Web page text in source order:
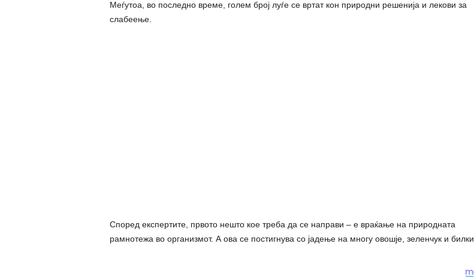
Меѓутоа, во последно време, голем број луѓе се вртат кон природни решенија и лекови за
слабеење.
Според експертите, првото нешто кое треба да се направи – е враќање на природната
рамнотежа во организмот. А ова се постигнува со јадење на многу овошје, зеленчук и билки.